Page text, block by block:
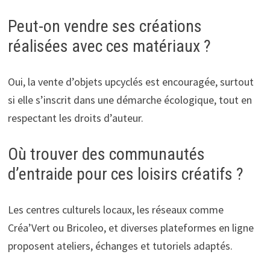
Peut-on vendre ses créations
réalisées avec ces matériaux ?
Oui, la vente d’objets upcyclés est encouragée, surtout
si elle s’inscrit dans une démarche écologique, tout en
respectant les droits d’auteur.
Où trouver des communautés
d’entraide pour ces loisirs créatifs ?
Les centres culturels locaux, les réseaux comme
Créa’Vert ou Bricoleo, et diverses plateformes en ligne
proposent ateliers, échanges et tutoriels adaptés.